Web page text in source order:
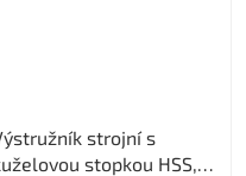
strojní s
stopkou HSS,